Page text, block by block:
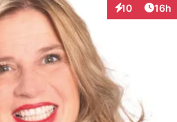
10
Interaktionen
16h